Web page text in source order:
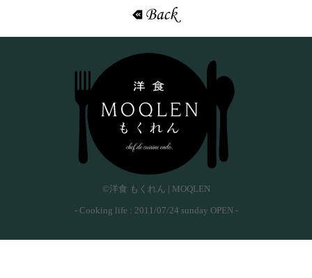
©洋食 もくれん | MOQLEN
- Cooking life : 2011/07/24 sunday OPEN -